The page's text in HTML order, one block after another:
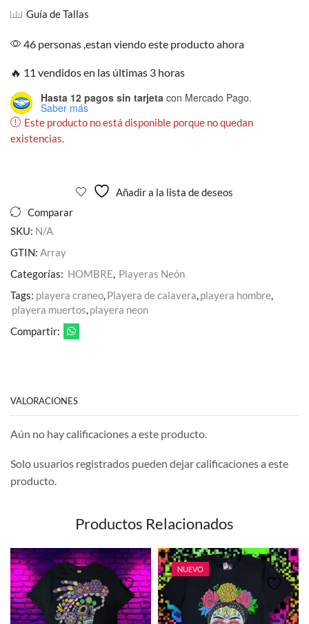
Guía de Tallas
46 personas ,estan viendo este producto ahora
🔥 11 vendidos en las últimas 3 horas
Hasta 12 pagos sin tarjeta con Mercado Pago.
Saber más
Este producto no está disponible porque no quedan
existencias.
Añadir a la lista de deseos
Comparar
SKU: N/A
GTIN: Array
Categorías: HOMBRE, Playeras Neón
Tags: playera craneo,Playera de calavera,playera hombre,
playera muertos,playera neon
Compartir:
VALORACIONES
Aún no hay calificaciones a este producto.
Solo usuarios registrados pueden dejar calificaciones a este
producto.
Productos Relacionados
NUEVO